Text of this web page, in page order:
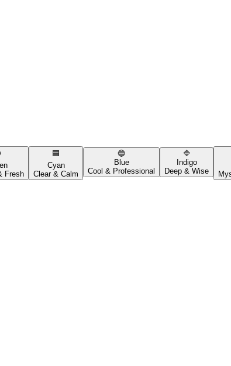
Fresh
🟦
Cyan
Clear & Calm
🔵
Blue
Cool & Professional
🔷
Indigo
Deep & Wise